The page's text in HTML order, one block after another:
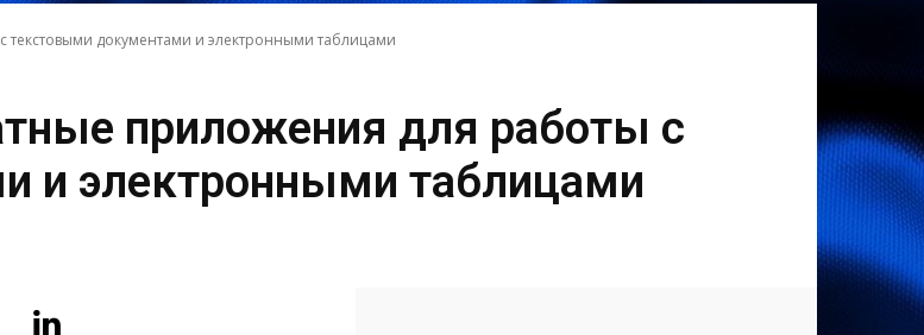
текстовыми документами и электронными таблицами
приложения для работы с
и электронными таблицами